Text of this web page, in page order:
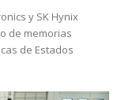
y SK Hynix
de memorias
de Estados